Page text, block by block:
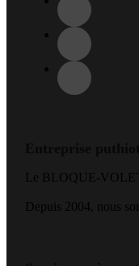
Le BLOQUE-
Depuis 2004, nous